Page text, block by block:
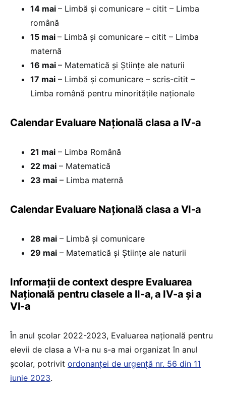
14 mai – Limbă și comunicare – citit – Limba
română
15 mai – Limbă și comunicare – citit – Limba
maternă
16 mai – Matematică și Științe ale naturii
17 mai – Limbă și comunicare – scris-citit –
Limba română pentru minoritățile naționale
Calendar Evaluare Națională clasa a IV-a
21 mai – Limba Română
22 mai – Matematică
23 mai – Limba maternă
Calendar Evaluare Națională clasa a VI-a
28 mai – Limbă și comunicare
29 mai – Matematică și Științe ale naturii
Informații de context despre Evaluarea
Națională pentru clasele a II-a, a IV-a și a
VI-a
În anul școlar 2022-2023, Evaluarea națională pentru
elevii de clasa a VI-a nu s-a mai organizat în anul
școlar, potrivit ordonanței de urgență nr. 56 din 11
iunie 2023.